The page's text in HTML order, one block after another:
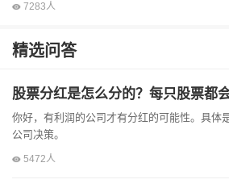
7283人
精选问答
你好，有利润的公司才有分红的可能性。具体
公司决策。
5472人